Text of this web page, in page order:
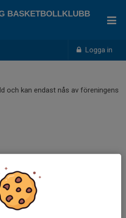
Logga in
BASKETBOLLKLUBB
och kan endast nås av föreningens